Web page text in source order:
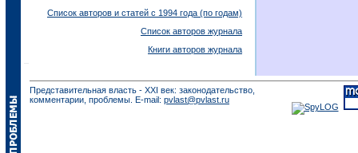
Список авторов и статей с 1994 года (по годам)
Список авторов журнала
Книги авторов журнала
Представительная власть - XXI век: законодательство,
комментарии, проблемы. E-mail: pvlast@pvlast.ru